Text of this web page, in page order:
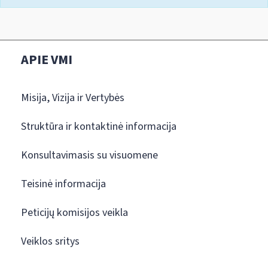
APIE VMI
Misija, Vizija ir Vertybės
Struktūra ir kontaktinė informacija
Konsultavimasis su visuomene
Teisinė informacija
Peticijų komisijos veikla
Veiklos sritys